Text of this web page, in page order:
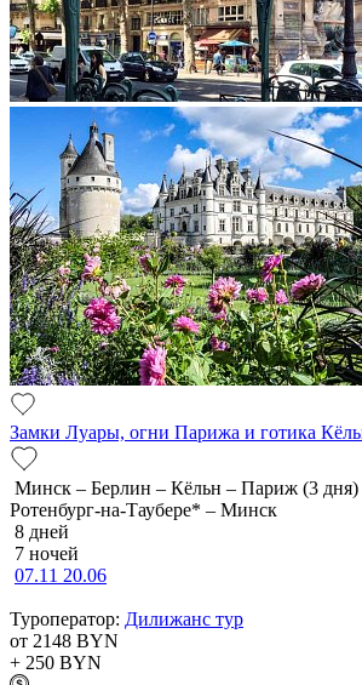
Замки Луары, огни Парижа и готика
Минск – Берлин – Кёльн – Париж (3
Ротенбург-на-Таубере* – Минск
8 дней
7 ночей
07.11 20.06
Туроператор: Дилижанс тур
от 2148 BYN
+ 250 BYN